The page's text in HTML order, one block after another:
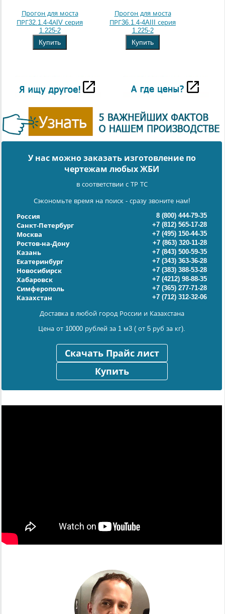
Прогон для моста
ПРГ32.1.4-4АIV серия
1.225-2
Купить
Прогон для моста
ПРГ36.1.4-4AIII серия
1.225-2
Купить
У нас можно заказать изготовление по
чертежам любых ЖБИ
в соответствии с ТР ТС
Сэкономьте время на поиск - сразу звоните нам!
Россия
8 (800) 444-79-35
Санкт-Петербург
+7 (812) 565-17-28
Москва
+7 (495) 150-44-35
Ростов-на-Дону
+7 (863) 320-11-28
Казань
+7 (843) 500-59-35
Екатеринбург
+7 (343) 363-36-28
Новосибирск
+7 (383) 388-53-28
Хабаровск
+7 (4212) 98-88-35
Симферополь
+7 (365) 277-71-28
Казахстан
+7 (712) 312-32-06
Доставка в любой город России и Казахстана
Цена от 10000 рублей за 1 м3 ( от 5 руб за кг).
Скачать Прайс лист
Купить